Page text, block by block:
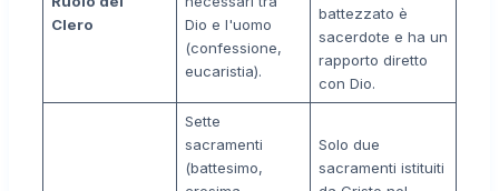
Clero
Dio e l'uomo
(confessione,
eucaristia).
battezzato è
sacerdote e ha un
rapporto diretto
con Dio.
Sette
sacramenti
(battesimo,
Solo due
sacramenti istituiti